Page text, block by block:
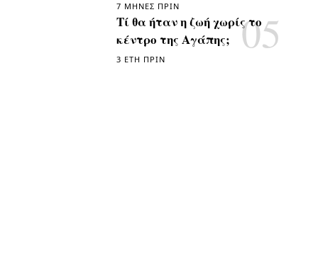
7 ΜΉΝΕΣ ΠΡΙΝ
Τί θα ήταν η ζωή χωρίς το
κέντρο της Αγάπης;
3 ΈΤΗ ΠΡΙΝ